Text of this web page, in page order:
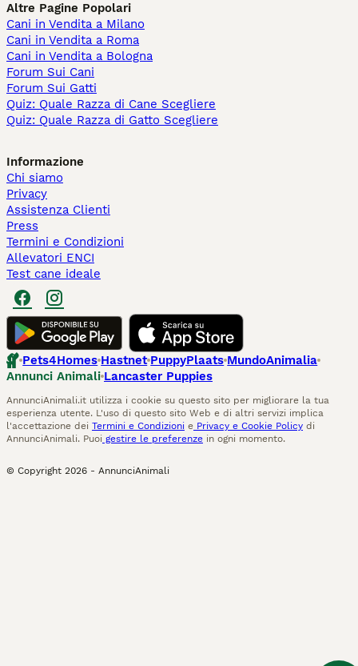
Altre Pagine Popolari
Cani in Vendita a Milano
Cani in Vendita a Roma
Cani in Vendita a Bologna
Forum Sui Cani
Forum Sui Gatti
Quiz: Quale Razza di Cane Scegliere
Quiz: Quale Razza di Gatto Scegliere
Informazione
Chi siamo
Privacy
Assistenza Clienti
Press
Termini e Condizioni
Allevatori ENCI
Test cane ideale
Pets4Homes Hastnet PuppyPlaats MundoAnimalia
Annunci Animali Lancaster Puppies
AnnunciAnimali.it utilizza i cookie su questo sito per migliorare la tua
esperienza utente. L'uso di questo sito Web e di altri servizi implica
l'accettazione dei Termini e Condizioni e Privacy e Cookie Policy di
AnnunciAnimali. Puoi gestire le preferenze in ogni momento.
© Copyright 2026 - AnnunciAnimali